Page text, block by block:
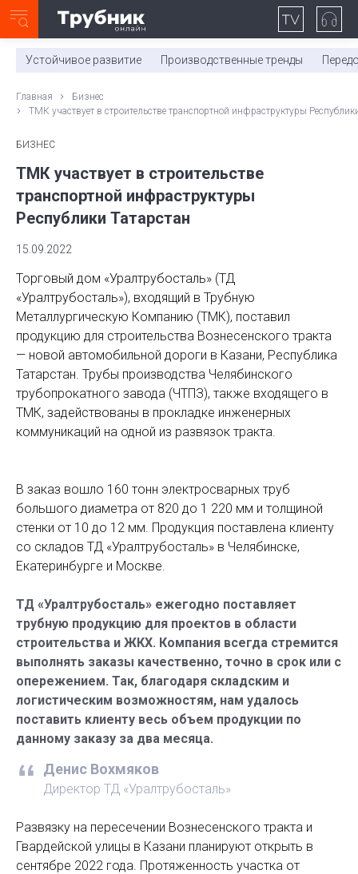
0:00/ 11:03
Устойчивое развитие Производственные тренды
Главная
Бизнес
ТМК участвует в строительстве транспортной инфраструктуры
БИЗНЕС
ТМК участвует в строительстве
транспортной инфраструктуры
Республики Татарстан
15.09.2022
Торговый дом «Уралтрубосталь» (ТД
«Уралтрубосталь»), входящий в Трубную
Металлургическую Компанию (ТМК), поставил
продукцию для строительства Вознесенского тракта
— новой автомобильной дороги в Казани, Республика
Татарстан. Трубы производства Челябинского
трубопрокатного завода (ЧТПЗ), также входящего в
ТМК, задействованы в прокладке инженерных
коммуникаций на одной из развязок тракта.
В заказ вошло 160 тонн электросварных труб
большого диаметра от 820 до 1 220 мм и толщиной
стенки от 10 до 12 мм. Продукция поставлена клиенту
со складов ТД «Уралтрубосталь» в Челябинске,
Екатеринбурге и Москве.
ТД «Уралтрубосталь» ежегодно поставляет
трубную продукцию для проектов в области
строительства и ЖКХ. Компания всегда стремится
выполнять заказы качественно, точно в срок или с
опережением. Так, благодаря складским и
логистическим возможностям, нам удалось
поставить клиенту весь объем продукции по
данному заказу за два месяца.
Денис Вохмяков
Директор ТД «Уралтрубосталь»
Развязку на пересечении Вознесенского тракта и
Гвардейской улицы в Казани планируют открыть в
сентябре 2022 года. Протяженность участка от